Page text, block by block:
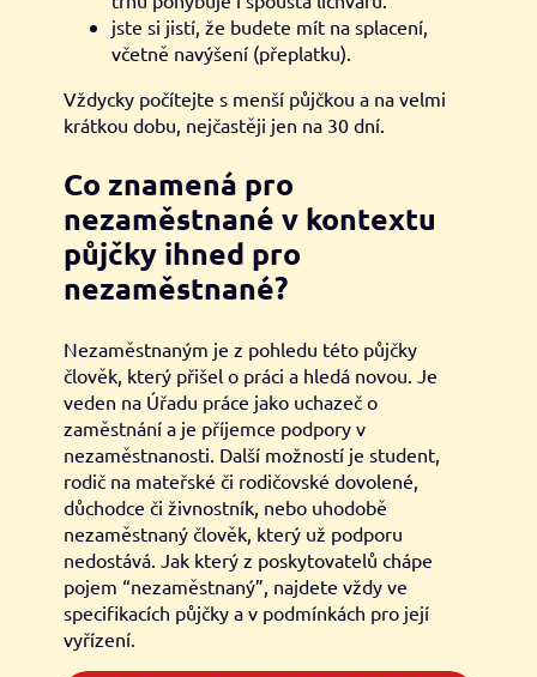
jste si jistí, že budete mít na splacení,
včetně navýšení (přeplatku).
Vždycky počítejte s menší půjčkou a na velmi
krátkou dobu, nejčastěji jen na 30 dní.
Co znamená pro
nezaměstnané v kontextu
půjčky ihned pro
nezaměstnané?
Nezaměstnaným je z pohledu této půjčky
člověk, který přišel o práci a hledá novou. Je
veden na Úřadu práce jako uchazeč o
zaměstnání a je příjemce podpory v
nezaměstnanosti. Další možností je student,
rodič na mateřské či rodičovské dovolené,
důchodce či živnostník, nebo uhodobě
nezaměstnaný člověk, který už podporu
nedostává. Jak který z poskytovatelů chápe
pojem “nezaměstnaný”, najdete vždy ve
specifikacích půjčky a v podmínkách pro její
vyřízení.